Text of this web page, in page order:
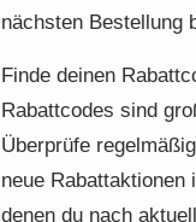
nächsten Bestellung
Finde deinen
Rabattcodes sind
Überprüfe
neue
denen du nach